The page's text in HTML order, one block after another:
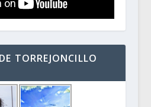
TORREJONCILLO